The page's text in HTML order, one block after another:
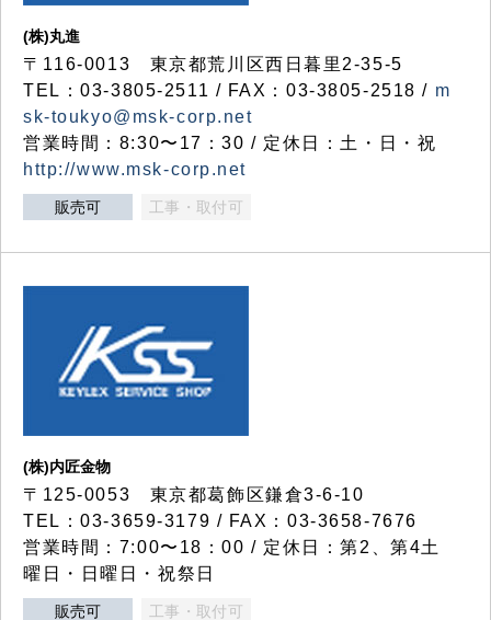
(株)丸進
〒116-0013 東京都荒川区西日暮里2-35-5
TEL：03-3805-2511 / FAX：03-3805-2518 / m
sk-toukyo@msk-corp.net
営業時間：8:30〜17：30 / 定休日：土・日・祝
http://www.msk-corp.net
販売可 工事・取付可
(株)内匠金物
〒125-0053 東京都葛飾区鎌倉3-6-10
TEL：03-3659-3179 / FAX：03-3658-7676
営業時間：7:00〜18：00 / 定休日：第2、第4土
曜日・日曜日・祝祭日
販売可 工事・取付可